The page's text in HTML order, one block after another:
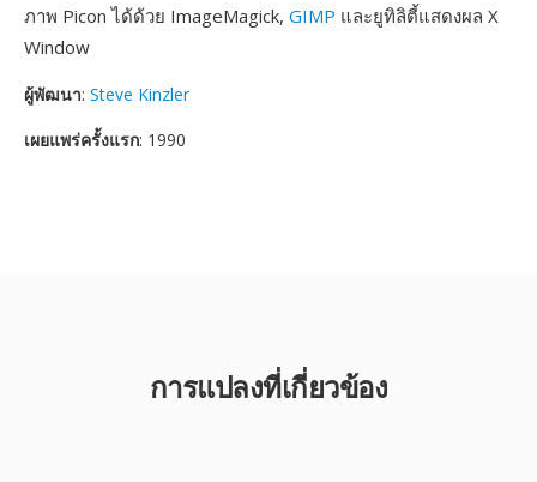
ภาพ Picon ได้ด้วย ImageMagick, GIMP และยูทิลิตี้แสดงผล X
Window
ผู้พัฒนา: Steve Kinzler
เผยแพร่ครั้งแรก: 1990
การแปลงที่เกี่ยวข้อง